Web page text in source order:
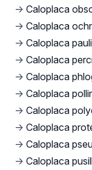
→ Caloplaca
→ Caloplaca
→ Caloplaca
→ Caloplaca
→ Caloplaca
→ Caloplaca
→ Caloplaca
→ Caloplaca
→ Caloplaca
→ Caloplaca